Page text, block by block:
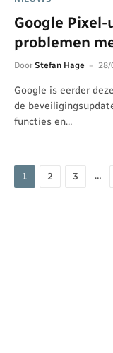
Google
problemen
Door Stefan Hage 28/
Google is eerder
de
functies en…
1 2 3 …